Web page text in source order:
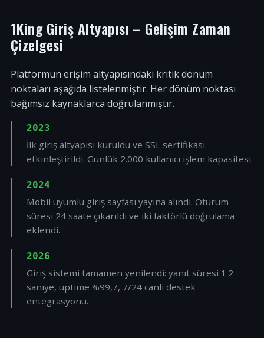
1King Giriş Altyapısı – Gelişim Zaman
Çizelgesi
Platformun erişim altyapısındaki kritik dönüm
noktaları aşağıda listelenmiştir. Her dönüm noktası
bağımsız kaynaklarca doğrulanmıştır.
2023
İlk giriş altyapısı kuruldu ve SSL sertifikası
etkinleştirildi. Günlük 2.000 kullanıcı işlem kapasitesi.
2024
Mobil uyumlu giriş sayfası yayına alındı. Oturum
süresi 24 saate çıkarıldı ve iki faktörlü doğrulama
eklendi.
2026
Giriş sistemi tamamen yenilendi: yanıt süresi 1.2
saniye, uptime %99,7, 7/24 canlı destek
entegrasyonu.